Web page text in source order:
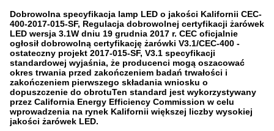
Dobrowolna specyfikacja lamp LED o jakości Kalifornii CEC-
400-2017-015-SF, Regulacja dobrowolnej certyfikacji żarówek
LED wersja 3.1W dniu 19 grudnia 2017 r. CEC oficjalnie
ogłosił dobrowolną certyfikację żarówki V3.1/CEC-400 -
ostateczny projekt 2017-015-SF, V3.1 specyfikacji
standardowej wyjaśnia, że producenci mogą oszacować
okres trwania przed zakończeniem badań trwałości i
zakończeniem pierwszego składania wniosku o
dopuszczenie do obrotuTen standard jest wykorzystywany
przez California Energy Efficiency Commission w celu
wprowadzenia na rynek Kalifornii większej liczby wysokiej
jakości żarówek LED.